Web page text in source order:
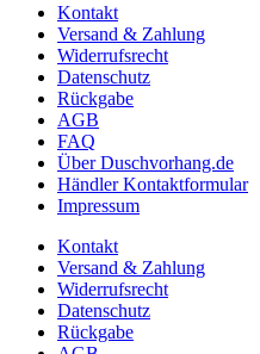
Kontakt
Versand & Zahlung
Widerrufsrecht
Datenschutz
Rückgabe
AGB
FAQ
Über Duschvorhang.de
Händler Kontaktformular
Impressum
Kontakt
Versand & Zahlung
Widerrufsrecht
Datenschutz
Rückgabe